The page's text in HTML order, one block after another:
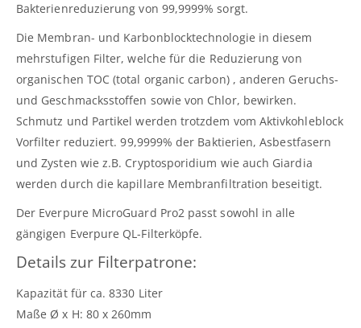
Bakterienreduzierung von 99,9999% sorgt.
Die Membran- und Karbonblocktechnologie in diesem
mehrstufigen Filter, welche für die Reduzierung von
organischen TOC (total organic carbon) , anderen Geruchs-
und Geschmacksstoffen sowie von Chlor, bewirken.
Schmutz und Partikel werden trotzdem vom Aktivkohleblock
Vorfilter reduziert. 99,9999% der Baktierien, Asbestfasern
und Zysten wie z.B. Cryptosporidium wie auch Giardia
werden durch die kapillare Membranfiltration beseitigt.
Der Everpure MicroGuard Pro2 passt sowohl in alle
gängigen Everpure QL-Filterköpfe.
Details zur Filterpatrone:
Kapazität für ca. 8330 Liter
Maße Ø x H: 80 x 260mm